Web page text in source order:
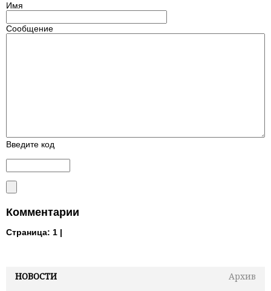
НОВОСТИ
Архив
Имя
Сообщение
Введите код
Комментарии
Страница: 1 |